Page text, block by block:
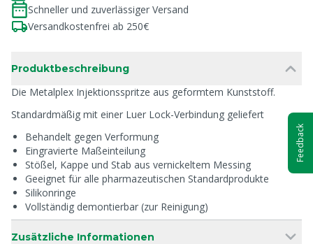
Schneller und zuverlässiger Versand
Versandkostenfrei ab 250€
Produktbeschreibung
Die Metalplex Injektionsspritze aus geformtem Kunststoff.
Standardmäßig mit einer Luer Lock-Verbindung geliefert
Behandelt gegen Verformung
Eingravierte Maßeinteilung
Stößel, Kappe und Stab aus vernickeltem Messing
Geeignet für alle pharmazeutischen Standardprodukte
Silikonringe
Vollständig demontierbar (zur Reinigung)
Zusätzliche Informationen
Feedback